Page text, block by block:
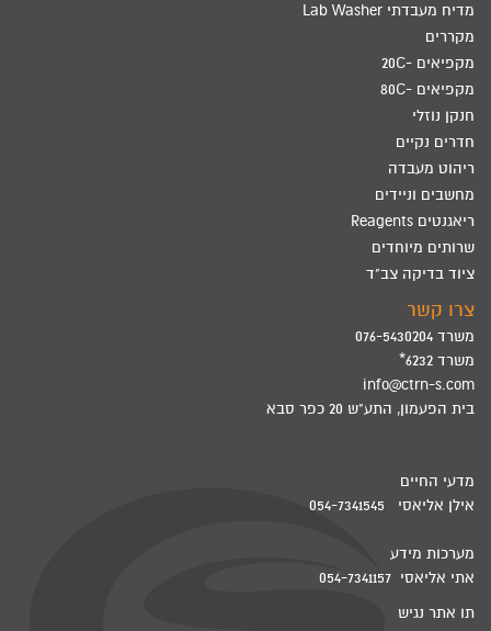
מדיח מעבדתי Lab Washer
מקררים
מקפיאים -20C
מקפיאים -80C
חנקן נוזלי
חדרים נקיים
ריהוט מעבדה
מחשבים וניידים
ריאגנטים Reagents
שרותים מיוחדים
ציוד בדיקה צב"ד
צרו קשר
משרד 076-5430204
משרד 6232*
info@ctrn-s.com
בית הפעמון, התע"ש 20 כפר סבא
מדעי החיים
אילן אליאסי 054-7341545
מערכות מידע
אתי אליאסי 054-7341157
תו אתר נגיש